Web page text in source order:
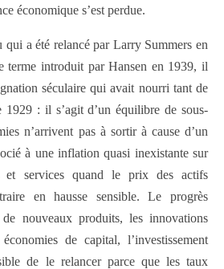
économique s’est perdue.
qui a été relancé par Larry Summers en
terme introduit par Hansen en 1939, il
séculaire qui avait nourri tant de
1929 : il s’agit d’un équilibre de sous-
n’arrivent pas à sortir à cause d’un
à une inflation quasi inexistante sur
et services quand le prix des actifs
en hausse sensible. Le progrès
nouveaux produits, les innovations
de capital, l’investissement
de le relancer parce que les taux